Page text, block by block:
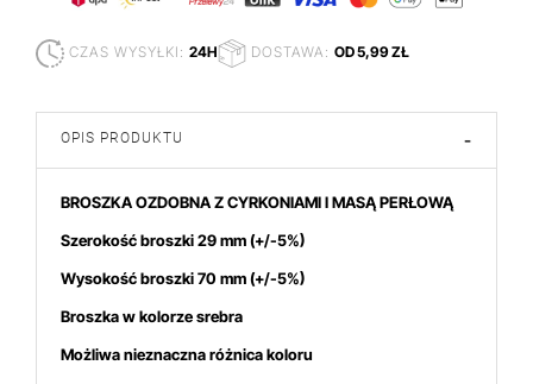
CZAS WYSYŁKI: 24H DOSTAWA: OD 5,99 ZŁ
OPIS PRODUKTU -
BROSZKA OZDOBNA Z CYRKONIAMI I MASĄ PERŁOWĄ
Szerokość broszki 29 mm(+/-5%)
Wysokość broszki 70 mm (+/-5%)
Broszka w kolorze srebra
Możliwa nieznaczna różnica koloru